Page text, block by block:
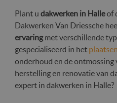
Plant u dakwerken in Halleof
Dakwerken Van Driessche
ervaringmet verschillende
gespecialiseerd in het
onderhoud en de ontmossing
herstelling en renovatie van
expert in dakwerken in Halle?